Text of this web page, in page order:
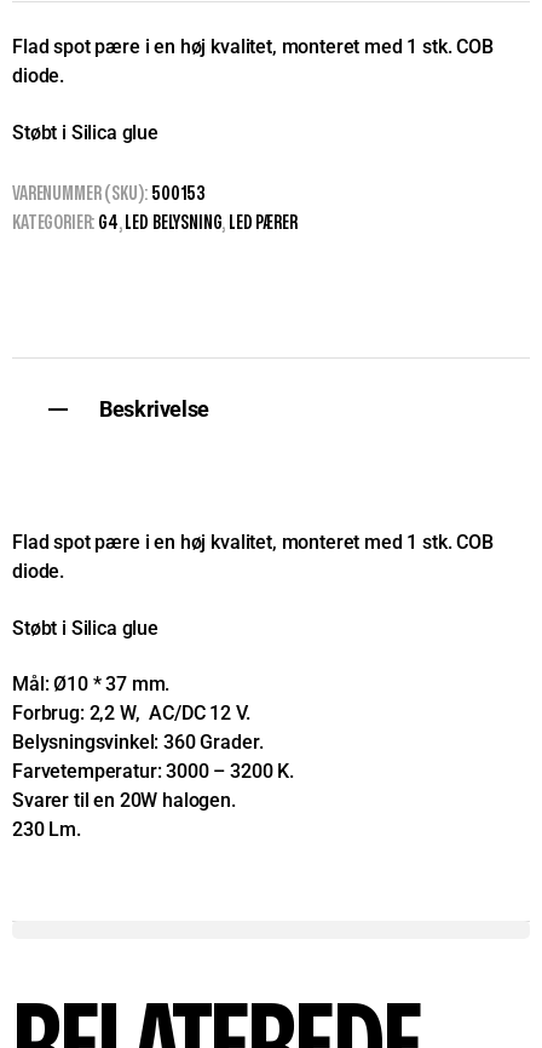
Flad spot pære i en høj kvalitet, monteret med 1 stk. COB
diode.
Støbt i Silica glue
VARENUMMER (SKU): 500153
KATEGORIER: G4, LED BELYSNING, LED PÆRER
Beskrivelse
Flad spot pære i en høj kvalitet, monteret med 1 stk. COB
diode.
Støbt i Silica glue
Mål: Ø10 * 37 mm.
Forbrug: 2,2 W, AC/DC 12 V.
Belysningsvinkel: 360 Grader.
Farvetemperatur: 3000 – 3200 K.
Svarer til en 20W halogen.
230 Lm.